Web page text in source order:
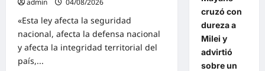
la
admin
04/08/2026
«Esta ley afecta la seguridad
nacional, afecta la defensa nacional
y afecta la integridad territorial del
país,...
cruzó con
dureza a
Milei y
advirtió
sobre un